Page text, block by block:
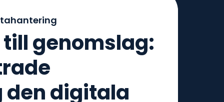
genomslag:
den digitala